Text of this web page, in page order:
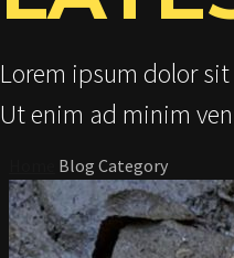
Lorem ipsum dolor
Ut enim ad minim
Blog Category